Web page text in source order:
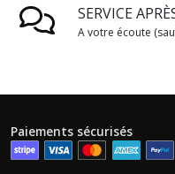
SERVICE
A votre écoute
Paiements sécurisés